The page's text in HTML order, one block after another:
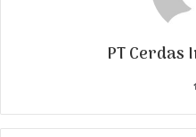
PT Cerdas